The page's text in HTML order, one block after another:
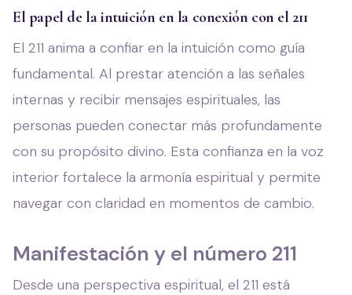
El papel de la intuición en la conexión con el 211
El 211 anima a confiar en la intuición como guía
fundamental. Al prestar atención a las señales
internas y recibir mensajes espirituales, las
personas pueden conectar más profundamente
con su propósito divino. Esta confianza en la voz
interior fortalece la armonía espiritual y permite
navegar con claridad en momentos de cambio.
Manifestación y el número 211
Desde una perspectiva espiritual, el 211 está